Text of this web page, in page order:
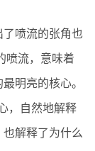
喷流的张角也
喷流，意味着
明亮的核心。
，自然地解释
解释了为什么